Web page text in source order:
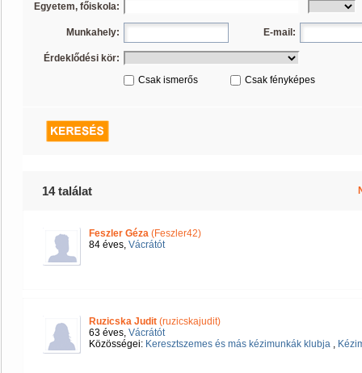
Egyetem, főiskola:
Munkahely: E-mail:
Érdeklődési kör:
Csak ismerős
Csak fényképes
14 találat
Feszler Géza (Feszler42)
84 éves, Vácrátót
Ruzicska Judit (ruzicskajudit)
63 éves, Vácrátót
Közösségei: Keresztszemes és más kézimunkák klubja ,